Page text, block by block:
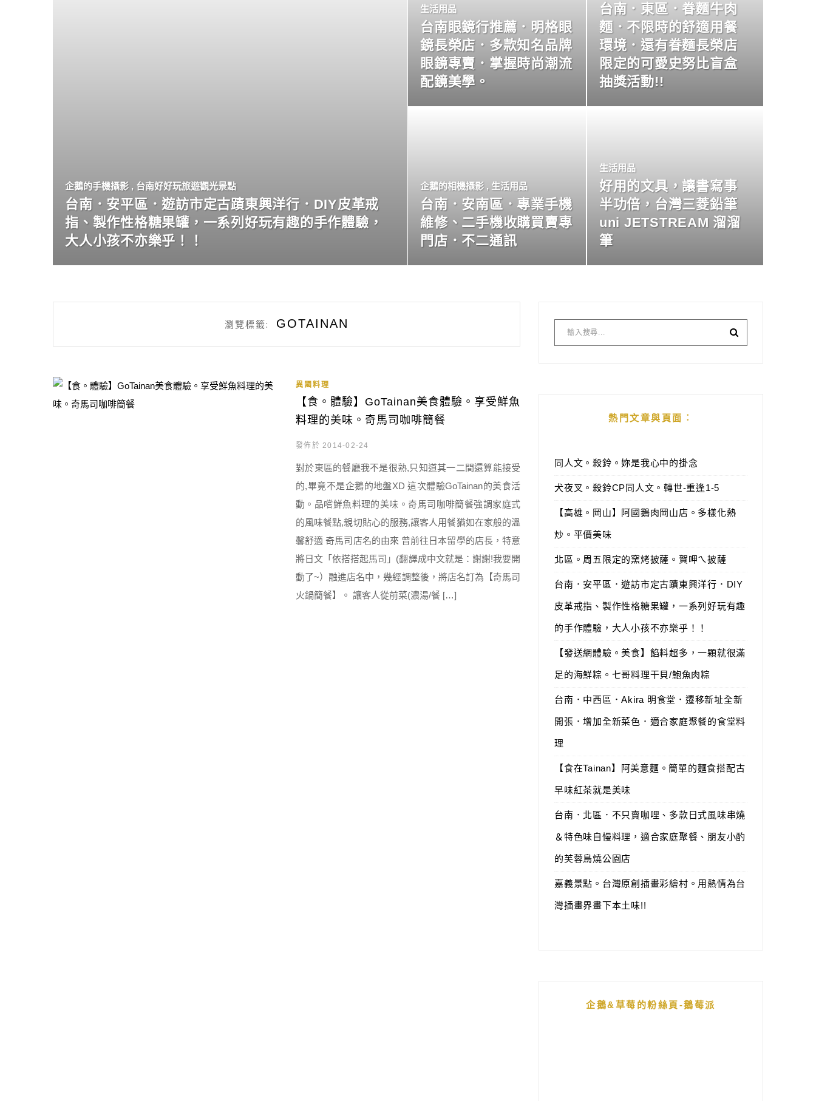
企鵝的手機攝影 , 台南好好玩旅遊觀光景點
台南．安平區．遊訪市定古蹟東興洋行．DIY皮革戒
指、製作性格糖果罐，一系列好玩有趣的手作體驗，
大人小孩不亦樂乎！！
生活用品
台南眼鏡行推薦．明格眼
鏡長榮店．多款知名品牌
眼鏡專賣．掌握時尚潮流
配鏡美學。
台南．東區．眷麵牛肉
麵．不限時的舒適用餐
環境．還有眷麵長榮店
限定的可愛史努比盲盒
抽獎活動!!
企鵝的相機攝影 , 生活用品
台南．安南區．專業手機
維修、二手機收購買賣專
門店．不二通訊
生活用品
好用的文具，讓書寫事
半功倍，台灣三菱鉛筆
uni JETSTREAM 溜溜
筆
瀏覽標籤: GOTAINAN
異國料理
【食。體驗】GoTainan美食體驗。享受鮮魚
料理的美味。奇馬司咖啡簡餐
發佈於 2014-02-24
對於東區的餐廳我不是很熟,只知道其一二間還算能接受
的,畢竟不是企鵝的地盤XD 這次體驗GoTainan的美食活
動。品嚐鮮魚料理的美味。奇馬司咖啡簡餐強調家庭式
的風味餐點,親切貼心的服務,讓客人用餐猶如在家般的溫
馨舒適 奇馬司店名的由來 曾前往日本留學的店長，特意
將日文「依搭搭起馬司」(翻譯成中文就是：謝謝!我要開
動了~）融進店名中，幾經調整後，將店名訂為【奇馬司
火鍋簡餐】。 讓客人從前菜(濃湯/餐 […]
熱門文章與頁面︰
同人文。殺鈴。妳是我心中的掛念
犬夜叉。殺鈴CP同人文。轉世-重逢1-5
【高雄。岡山】阿國鵝肉岡山店。多樣化熱
炒。平價美味
北區。周五限定的窯烤披薩。賀呷ㄟ披薩
台南．安平區．遊訪市定古蹟東興洋行．DIY
皮革戒指、製作性格糖果罐，一系列好玩有趣
的手作體驗，大人小孩不亦樂乎！！
【發送網體驗。美食】餡料超多，一顆就很滿
足的海鮮粽。七哥料理干貝/鮑魚肉粽
台南．中西區．Akira 明食堂．遷移新址全新
開張．增加全新菜色．適合家庭聚餐的食堂料
理
【食在Tainan】阿美意麵。簡單的麵食搭配古
早味紅茶就是美味
台南．北區．不只賣咖哩、多款日式風味串燒
＆特色味自慢料理，適合家庭聚餐、朋友小酌
的芙蓉鳥燒公園店
嘉義景點。台灣原創插畫彩繪村。用熱情為台
灣插畫界畫下本土味!!
企鵝&草莓的粉絲頁-鵝莓派